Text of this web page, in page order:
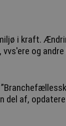
i kraft.
og
del af,